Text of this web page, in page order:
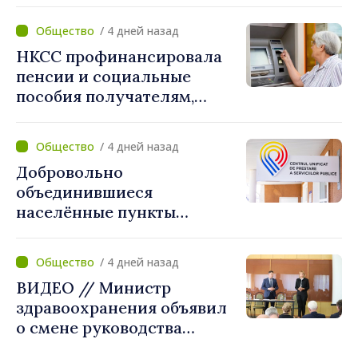
каждый сократит
потребление энергии, мы
внесём свой вклад в
поддержание
стабильности системы»
/ 4 дней назад
НКСС профинансировала
пенсии и социальные
пособия получателям,
карты
/ 4 дней назад
Добровольно
объединившиеся
населённые пункты
создания Единых центров
предоставления услуг
/ 4 дней назад
ВИДЕО // Министр
здравоохранения объявил
о смене руководства